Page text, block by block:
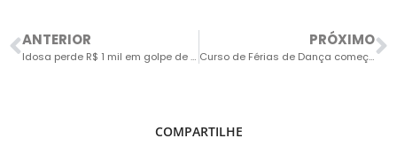
ANTERIOR
Idosa perde R$ 1 mil em golpe de falso sequestro
PRÓXIMO
Curso de Férias de Dança começa na sexta-feira
COMPARTILHE